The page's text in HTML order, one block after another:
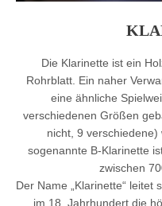
Die Klarinette ist ein
Rohrblatt. Ein naher
eine ähnliche
verschiedenen Größen
nicht, 9
sogenannte B-Klarinette
zwischen
Der Name „Klarinette“ leitet
im 18. Jahrhundert die